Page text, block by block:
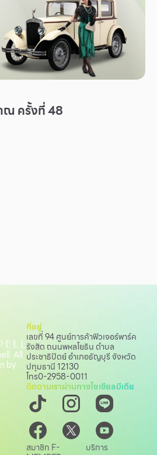
ณ ครั้งที่ 48
ที่อยู่
เลขที่ 94 ศูนย์การค้าฟิวเจอร์พาร์ค
รังสิต ถนนพหลโยธิน ตำบล
ประชาธิปัตย์ อำเภอธัญบุรี จังหวัด
ปทุมธานี 12130
โทร0-2958-0011
ติดตามเราผ่านทางโซเชียลมีเดีย
สมาชิก F- บริการ
All
by